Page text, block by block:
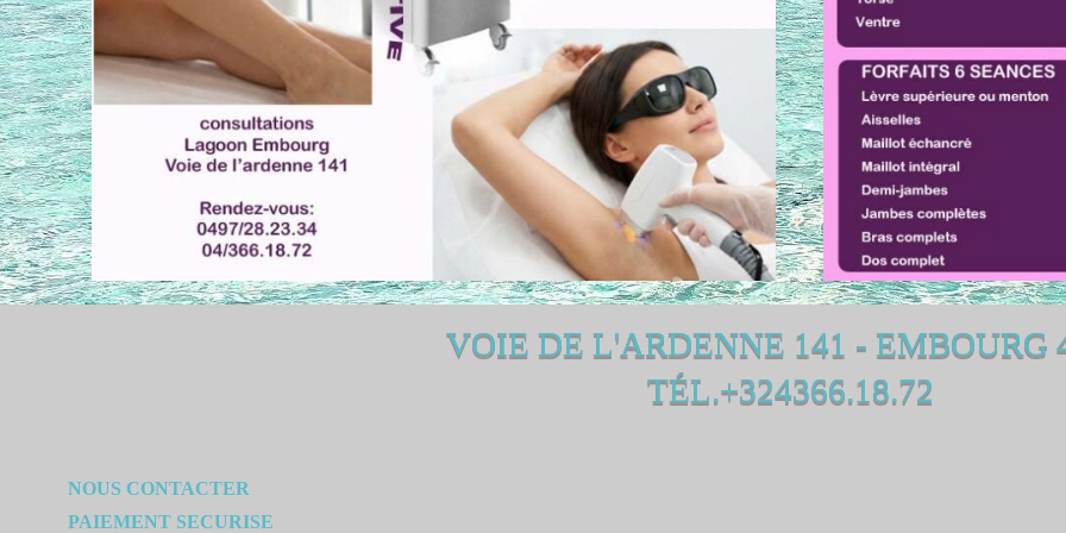
VOIE DE L'ARDENNE 141 - EMBOURG
TÉL.+324366.18.72
NOUS CONTACTER
PAIEMENT SECURISE